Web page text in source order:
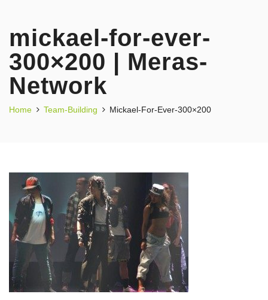
mickael-for-ever-
300×200 | Meras-
Network
Home Team-Building Mickael-For-Ever-300×200